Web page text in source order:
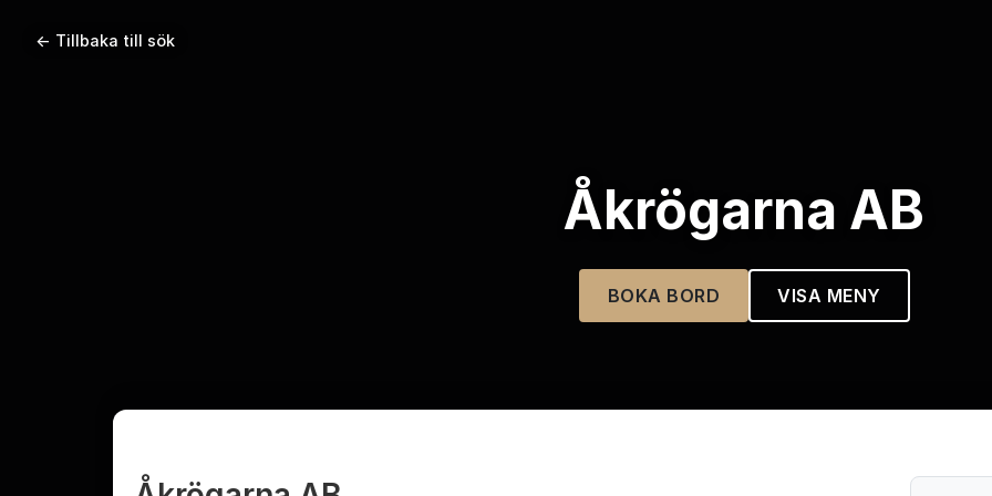
← Tillbaka till sök
Åkrögarna AB
BOKA BORD VISA MENY